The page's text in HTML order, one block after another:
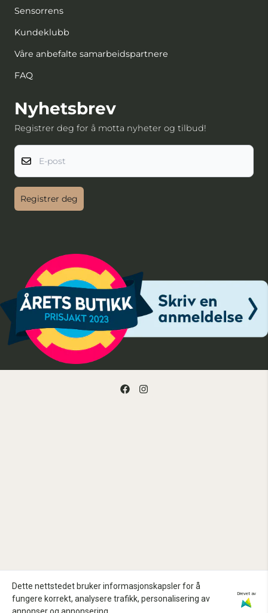
Sensorrens
Kundeklubb
Våre anbefalte samarbeidspartnere
FAQ
Nyhetsbrev
Registrer deg for å motta nyheter og tilbud!
E-post
Registrer deg
Dette nettstedet bruker informasjonskapsler for å
fungere korrekt, analysere trafikk, personalisering av
Drevet av